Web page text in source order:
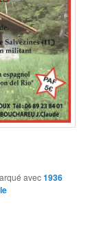
avec1936